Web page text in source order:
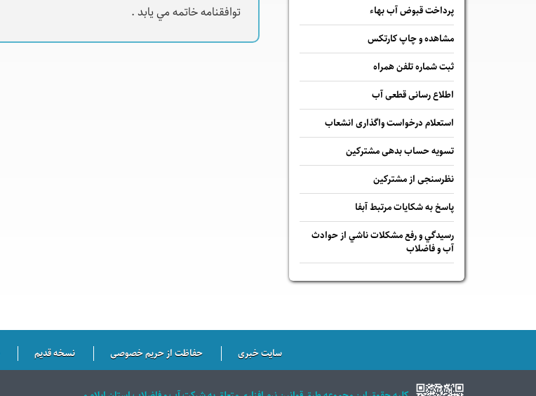
پرداخت قبوض آب بهاء
مشاهده و چاپ کارتکس
ثبت شماره تلفن همراه
اطلاع رسانی قطعی آب
استعلام درخواست واگذاری انشعاب
تسویه حساب بدهی مشترکین
نظرسنجی از مشترکین
پاسخ به شكايات مرتبط آبفا
رسيدگي و رفع مشكلات ناشي از حوادث
آب و فاضلاب
توافقنامه خاتمه مي يابد .
سایت خبری حفاظت از حریم خصوصی نسخه قدیم